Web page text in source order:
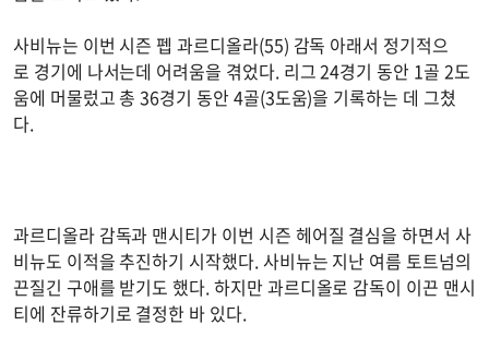
사비뉴는 이번 시즌 펩 과르디올라(55) 감독 아래서 정기적으
로 경기에 나서는데 어려움을 겪었다. 리그 24경기 동안 1골 2도
움에 머물렀고 총 36경기 동안 4골(3도움)을 기록하는 데 그쳤
다.
과르디올라 감독과 맨시티가 이번 시즌 헤어질 결심을 하면서 사
비뉴도 이적을 추진하기 시작했다. 사비뉴는 지난 여름 토트넘의
끈질긴 구애를 받기도 했다. 하지만 과르디올로 감독이 이끈 맨시
티에 잔류하기로 결정한 바 있다.